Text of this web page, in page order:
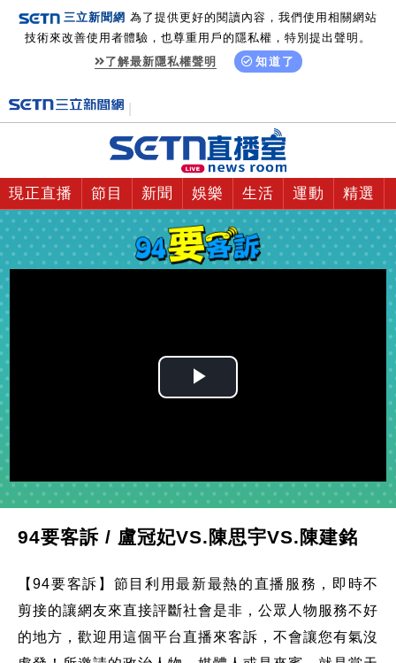
三立新聞網 為了提供更好的閱讀內容，我們使用相關網站
技術來改善使用者體驗，也尊重用戶的隱私權，特別提出聲明。
了解最新隱私權聲明
知道了
現正直播 節目 新聞 娛樂 生活 運動 精選
Play
94要客訴 / 盧冠妃VS.陳思宇VS.陳建銘
【94要客訴】節目利用最新最熱的直播服務，即時不
剪接的讓網友來直接評斷社會是非，公眾人物服務不好
的地方，歡迎用這個平台直播來客訴，不會讓您有氣沒